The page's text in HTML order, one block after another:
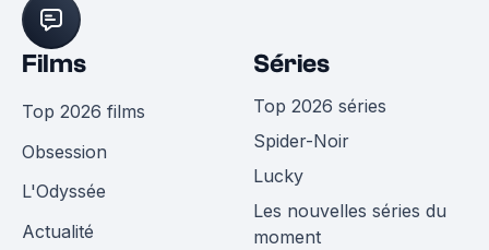
Films
Top 2026 films
Obsession
L'Odyssée
Actualité
Séries
Top 2026 séries
Spider-Noir
Lucky
Les nouvelles séries du
moment